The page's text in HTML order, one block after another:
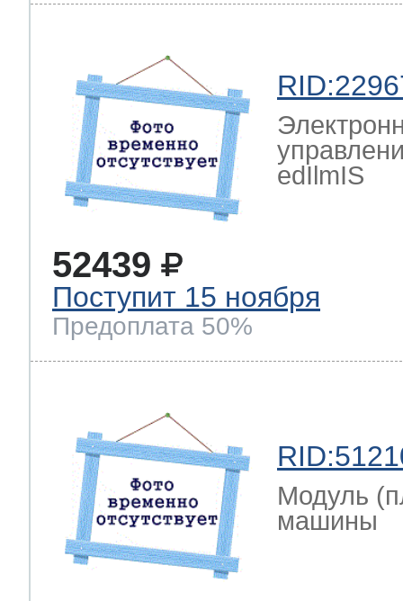
edIlmIS
52439
Поступит 15 ноября
Предоплата 50%
Модуль
машины